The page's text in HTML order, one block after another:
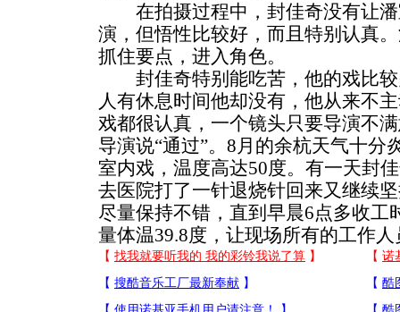
在拍摄过程中，封佳奇没有让潘
演，但悟性比较好，而且特别认真
抓住要点，进入角色。
封佳奇特别能吃苦，他的戏比较
人有休息时间他却没有，他从来不
戏都很认真，一个镜头只要导演不
导演说“通过”。8月的余杭天气十分
室内戏，温度高达50度。有一天封
去医院打了一针退烧针回来又继续
尽量保持不错，直到早晨6点多收工
量体温39.8度，让现场所有的工作